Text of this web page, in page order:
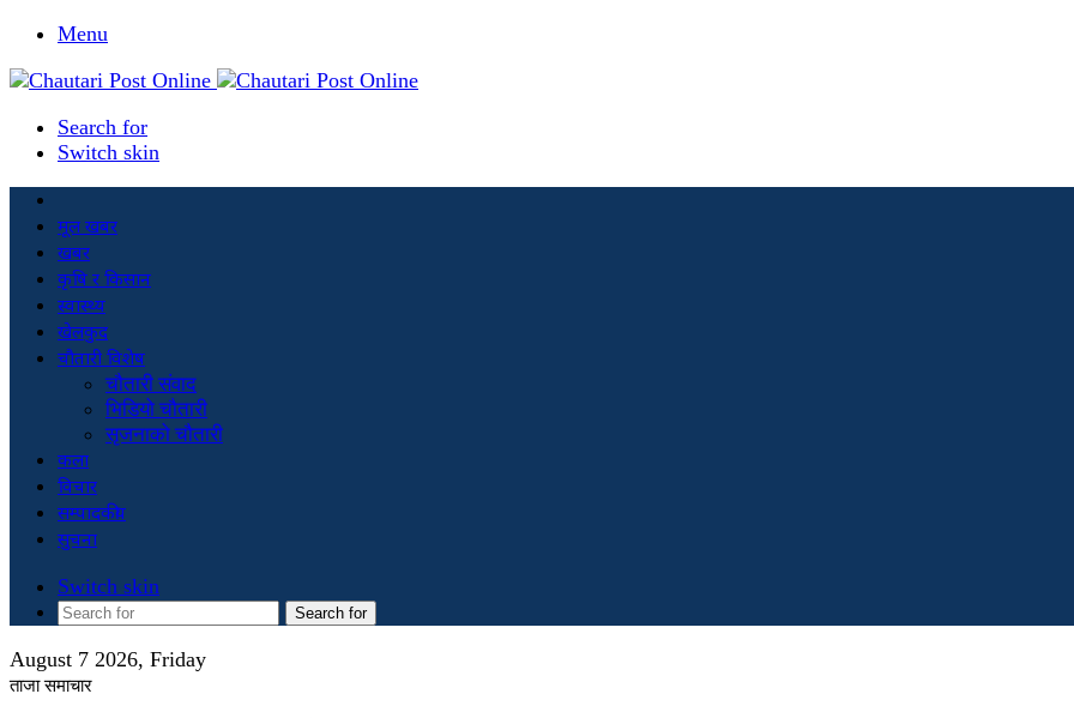
Menu
Search for
Switch skin
मूल खबर
खबर
कृषि र किसान
स्वास्थ्य
खेलकुद
चौतारी विशेष
चौतारी संवाद
भिडियो चौतारी
सृजनाको चौतारी
कला
विचार
सम्पादकीय
सुचना
Switch skin
Search for
August 7 2026, Friday
ताजा समाचार